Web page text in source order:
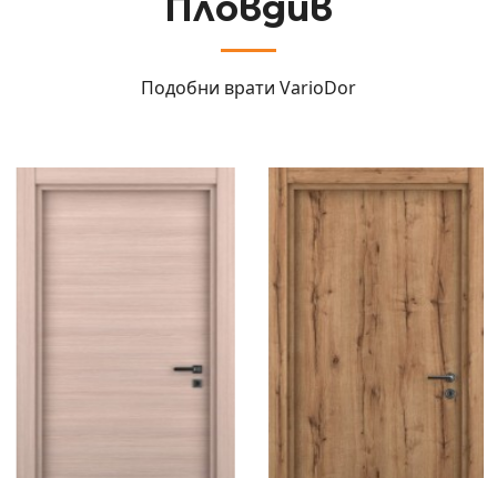
Пловдив
Подобни врати VarioDor